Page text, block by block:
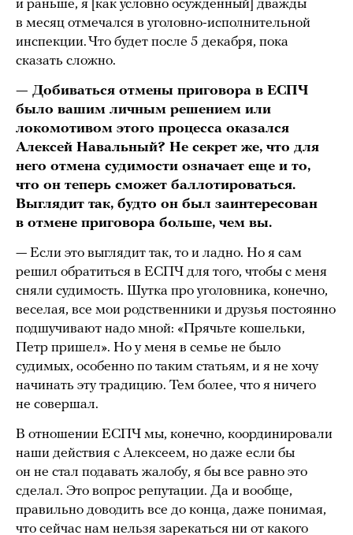
и раньше, я [как условно осужденный] дважды
в месяц отмечался в уголовно-исполнительной
инспекции. Что будет после 5 декабря, пока
сказать сложно.
— Добиваться отмены приговора в ЕСПЧ
было вашим личным решением или
локомотивом этого процесса оказался
Алексей Навальный? Не секрет же, что для
него отмена судимости означает еще и то,
что он теперь сможет баллотироваться.
Выглядит так, будто он был заинтересован
в отмене приговора больше, чем вы.
— Если это выглядит так, то и ладно. Но я сам
решил обратиться в ЕСПЧ для того, чтобы с меня
сняли судимость. Шутка про уголовника, конечно,
веселая, все мои родственники и друзья постоянно
подшучивают надо мной: «Прячьте кошельки,
Петр пришел». Но у меня в семье не было
судимых, особенно по таким статьям, и я не хочу
начинать эту традицию. Тем более, что я ничего
не совершал.
В отношении ЕСПЧ мы, конечно, координировали
наши действия с Алексеем, но даже если бы
он не стал подавать жалобу, я бы все равно это
сделал. Это вопрос репутации. Да и вообще,
правильно доводить все до конца, даже понимая,
что сейчас нам нельзя зарекаться ни от какого